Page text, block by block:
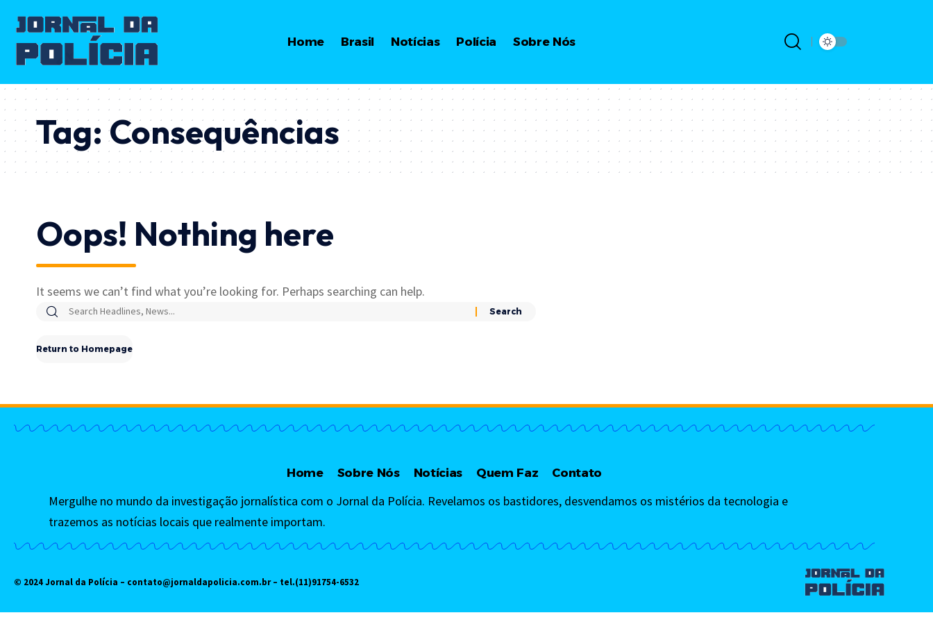
Home Brasil Notícias Polícia Sobre Nós
Tag:Consequências
Oops! Nothing here
It seems we can’t find what you’re looking for. Perhaps searching can help.
Return to Homepage
Home Sobre Nós Notícias Quem Faz Contato
Mergulhe no mundo da investigação jornalística com o Jornal da Polícia. Revelamos os bastidores, desvendamos os mistérios da tecnologia e
trazemos as notícias locais que realmente importam.
© 2024 Jornal da Polícia – contato@jornaldapolicia.com.br– tel.(11)91754-6532